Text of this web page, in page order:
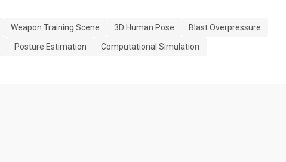
Weapon Training Scene 3D Human Pose
Blast Overpressure
Posture Estimation
Computational Simulation